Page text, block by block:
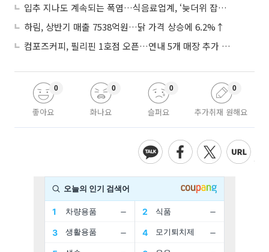
입추 지나도 계속되는 폭염…식음료업계, ‘늦더위 잡기’ 전력 투구
하림, 상반기 매출 7538억원…닭 가격 상승에 6.2%↑
컴포즈커피, 필리핀 1호점 오픈…연내 5개 매장 추가 출점
좋아요
0
화나요
0
슬퍼요
0
추가취재 원해요
0